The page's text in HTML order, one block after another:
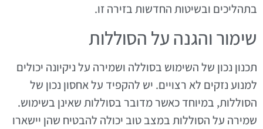
בתהליכים ובשיטות החדשות בזירה זו.
שימור והגנה על הסוללות
תכנון נכון של השימוש בסוללה ושמירה על ניקיונה יכולים
למנוע נזקים לא רצויים. יש להקפיד על אחסון נכון של
הסוללות, במיוחד כאשר מדובר בסוללות שאינן בשימוש.
שמירה על הסוללות במצב טוב יכולה להבטיח שהן יישארו